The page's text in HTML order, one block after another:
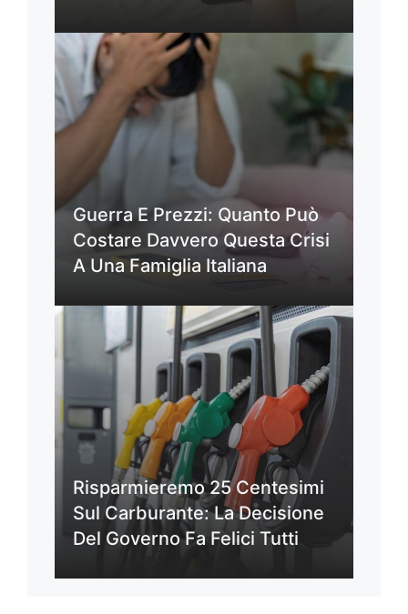
Guerra E Prezzi: Quanto Può
Costare Davvero Questa Crisi
A Una Famiglia Italiana
Risparmieremo 25 Centesimi
Sul Carburante: La Decisione
Del Governo Fa Felici Tutti